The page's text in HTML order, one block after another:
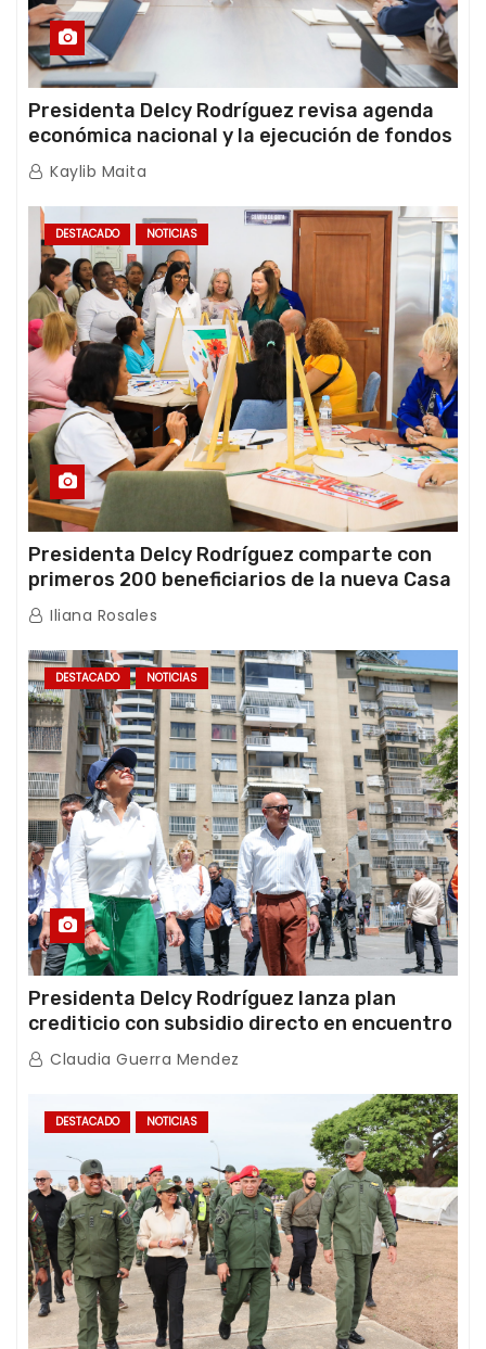
Presidenta Delcy Rodríguez revisa agenda
económica nacional y la ejecución de fondos
de emergencia post-sismos
Kaylib Maita
DESTACADO NOTICIAS
Presidenta Delcy Rodríguez comparte con
primeros 200 beneficiarios de la nueva Casa
de los Abuelos “La Primavera” en Caracas
Iliana Rosales
DESTACADO NOTICIAS
Presidenta Delcy Rodríguez lanza plan
crediticio con subsidio directo en encuentro
con Juntas de Condominio
Claudia Guerra Mendez
DESTACADO NOTICIAS